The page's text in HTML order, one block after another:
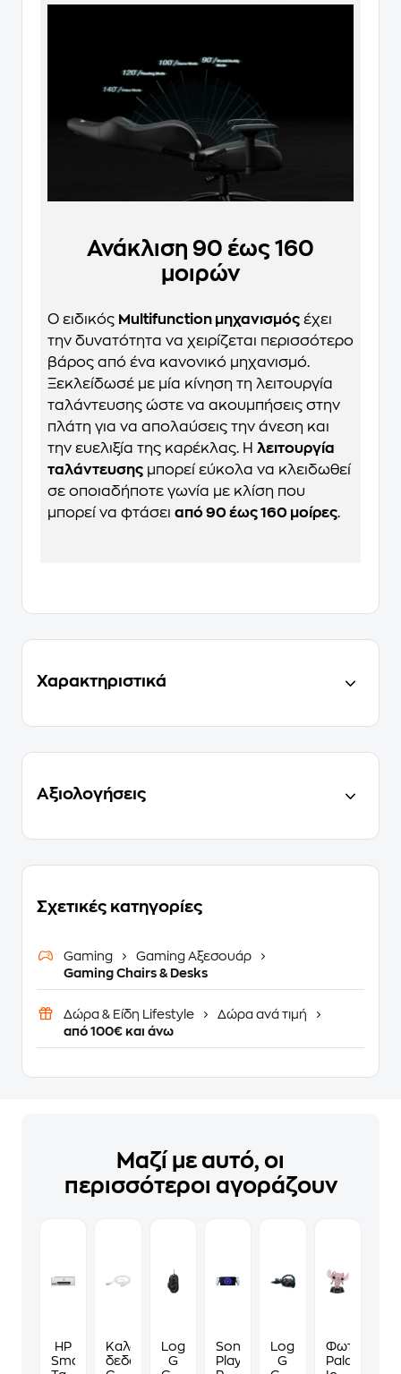
Ανάκλιση 90 έως 160
μοιρών
Ο ειδικός Multifunction μηχανισμός έχει
την δυνατότητα να χειρίζεται περισσότερο
βάρος από ένα κανονικό μηχανισμό.
Ξεκλείδωσέ με μία κίνηση τη λειτουργία
ταλάντευσης ώστε να ακουμπήσεις στην
πλάτη για να απολαύσεις την άνεση και
την ευελιξία της καρέκλας. Η λειτουργία
ταλάντευσης μπορεί εύκολα να κλειδωθεί
σε οποιαδήποτε γωνία με κλίση που
μπορεί να φτάσει από 90 έως 160 μοίρες.
Χαρακτηριστικά
Αξιολογήσεις
Σχετικές κατηγορίες
Gaming
Gaming Αξεσουάρ
Gaming Chairs & Desks
Δώρα & Είδη Lifestyle
Δώρα ανά τιμή
από 100€ και άνω
Μαζί με αυτό, οι
περισσότεροι αγοράζουν
HP
Smart
Καλώδιο
δεδομένων
Logitech
G
Sony
PlayStation
Logitech
G
Φωτιστικό
Paladone